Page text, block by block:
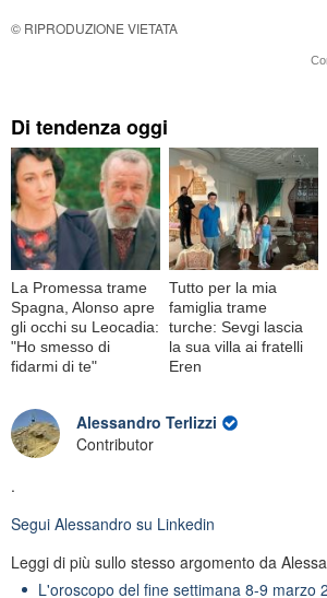
© RIPRODUZIONE VIETATA
Di tendenza oggi
La Promessa trame
Spagna, Alonso apre
gli occhi su Leocadia:
"Ho smesso di
fidarmi di te"
Tutto per la mia
famiglia trame
turche: Sevgi lascia
la sua villa ai fratelli
Eren
Alessandro Terlizzi
Contributor
.
Segui Alessandro su Linkedin
Leggi di più sullo stesso argomento da
L'oroscopo del fine settimana 8-9 marzo